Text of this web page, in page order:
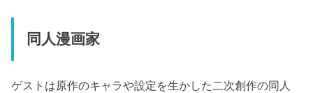
同人漫画家
ゲストは原作のキャラや設定を生かした二次創作の同人